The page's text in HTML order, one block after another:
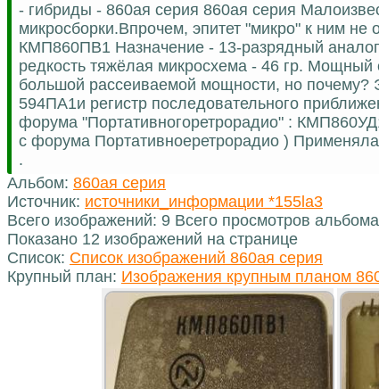
- гибриды - 860ая серия 860ая серия
микросборки.Впрочем, эпитет "микро" к ним
КМП860ПВ1 Назначение - 13-разрядный
редкость тяжёлая микросхема - 46 гр.
большой рассеиваемой мощности, но
594ПА1и регистр последовательного
форума "Портативногоретрорадио" :
с форума Портативноеретрорадио )
.
Альбом: 860ая серия
Источник: источники_информации *155la3
Всего изображений: 9 Всего просмотров
Показано 12 изображений на странице
Список: Список изображений 860ая серия
Крупный план: Изображения крупным планом